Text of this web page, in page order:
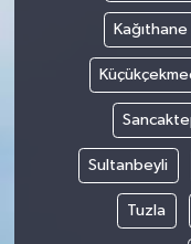
Kağıthane
Sultanbeyli
Tuzla